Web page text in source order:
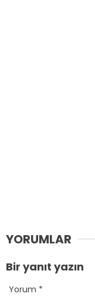
YORUMLAR
Bir yanıt yazın
Yorum *